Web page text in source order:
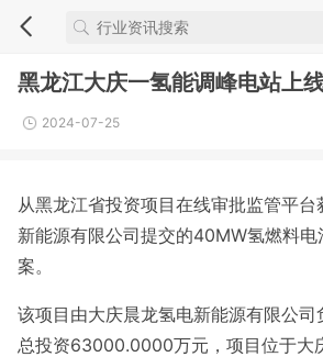
黑龙江大庆一氢能调峰电站上
2024-07-25
从黑龙江省投资项目在线审批监管平
新能源有限公司提交的40MW氢燃料电
案。
该项目由大庆晨龙氢电新能源有限公司
总投资63000.0000万元，项目位于大